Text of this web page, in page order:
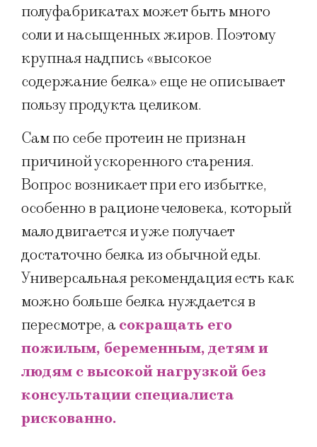
полуфабрикатах может быть много
соли и насыщенных жиров. Поэтому
крупная надпись «высокое
содержание белка» еще не описывает
пользу продукта целиком.
Сам по себе протеин не признан
причиной ускоренного старения.
Вопрос возникает при его избытке,
особенно в рационе человека, который
мало двигается и уже получает
достаточно белка из обычной еды.
Универсальная рекомендация есть как
можно больше белка нуждается в
пересмотре, а сокращать его
пожилым, беременным, детям и
людям с высокой нагрузкой без
консультации специалиста
рискованно.